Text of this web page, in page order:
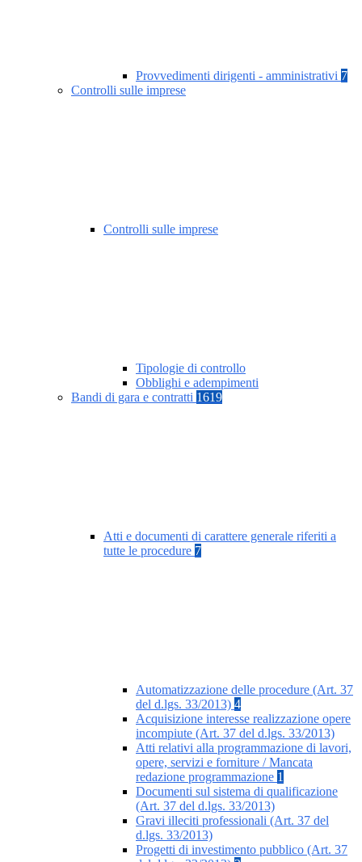
Provvedimenti dirigenti - amministrativi 7
Controlli sulle imprese
Controlli sulle imprese
Tipologie di controllo
Obblighi e adempimenti
Bandi di gara e contratti 1619
Atti e documenti di carattere generale riferiti a
tutte le procedure 7
Automatizzazione delle procedure (Art. 37
del d.lgs. 33/2013) 4
Acquisizione interesse realizzazione opere
incompiute (Art. 37 del d.lgs. 33/2013)
Atti relativi alla programmazione di lavori,
opere, servizi e forniture / Mancata
redazione programmazione 1
Documenti sul sistema di qualificazione
(Art. 37 del d.lgs. 33/2013)
Gravi illeciti professionali (Art. 37 del
d.lgs. 33/2013)
Progetti di investimento pubblico (Art. 37